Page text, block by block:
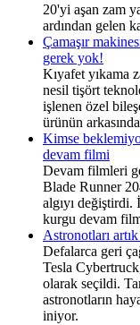
20'yi aşan zam
ardından gelen
Çamaşır
gerek yok!
Kıyafet yıkama
nesil tişört
işlenen özel
ürünün
Kimse
devam filmi
Devam filmleri
Blade Runner
algıyı
kurgu devam
Astronotları
Defalarca geri
Tesla
olarak seçildi.
astronotların
iniyor.